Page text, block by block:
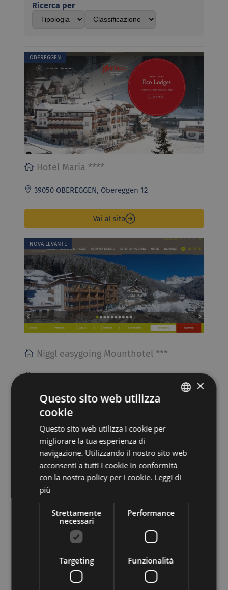
Ricerca per
OBEREGGEN
Hotel Maria ****
39050 OBEREGGEN, Obereggen 12
Vai al sito
NOVA LEVANTE
Niggl easygoing Mounthotel ***
39056 NOVA LEVANTE, Via Pretzenberger, 10
Vai al sito
NOVA PONENTE
Gasthof Specker **
39050 NOVA PONENTE, Obereggen, 14
×
Questo sito web utilizza
cookie
Questo sito web utilizza i cookie per
migliorare la tua esperienza di
navigazione. Utilizzando il nostro sito web
acconsenti a tutti i cookie in conformità
con la nostra policy per i cookie. Leggi di
più
Strettamente
necessari
Performance
Targeting Funzionalità